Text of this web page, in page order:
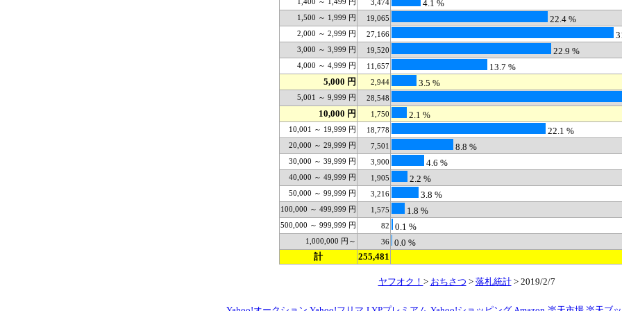
3,474 4.1 %
1,500 ～ 1,999 円 19,065 22.4 %
2,000 ～ 2,999 円 27,166
3,000 ～ 3,999 円 19,520 22.9 %
4,000 ～ 4,999 円 11,657
13.7 %
5,000 円
2,944 3.5 %
5,001 ～ 9,999 円 28,548
10,000 円
1,750 2.1 %
10,001 ～ 19,999 円 18,778 22.1 %
20,000 ～ 29,999 円 7,501 8.8 %
30,000 ～ 39,999 円 3,900 4.6 %
40,000 ～ 49,999 円 1,905 2.2 %
50,000 ～ 99,999 円 3,216 3.8 %
100,000 ～ 499,999 円 1,575 1.8 %
500,000 ～ 999,999 円 82 0.1 %
1,000,000 円～ 36
0.0 %
計
255,481
ヤフオク！ > おちさつ > 落札統計> 2019/2/7